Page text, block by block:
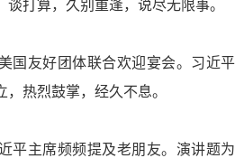
打算，久别重逢，说尽无限事。
友好团体联合欢迎宴会。习近平
热烈鼓掌，经久不息。
主席频频提及老朋友。演讲题为